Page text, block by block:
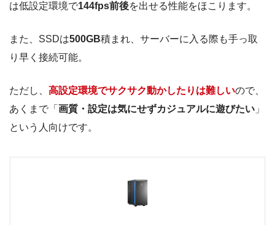
は低設定環境で144fps前後を出せる性能をほこります。
また、SSDは500GB積まれ、サーバーに入る際も手っ取
り早く接続可能。
ただし、 高設定環境でサクサク動かしたりは難しいので、
あくまで「 画質・設定は気にせずカジュアルに遊びたい 」
という人向けです。